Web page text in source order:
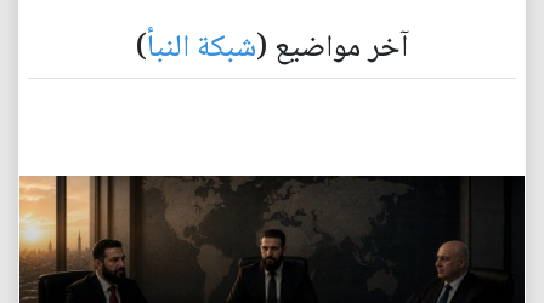
آخر مواضيع (شبكة النبأ)